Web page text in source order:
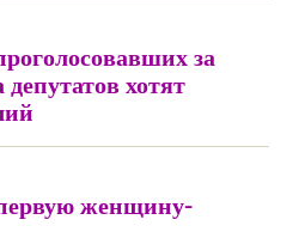
за
хотят
женщину-